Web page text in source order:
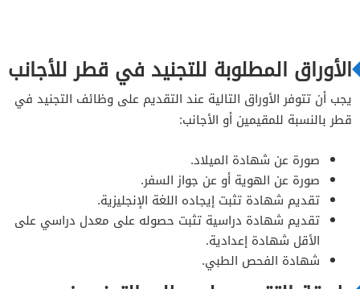
الأوراق المطلوبة للتجنيد في قطر للأجانب
يجب أن تتوفر الأوراق التالية عند التقديم على وظائف التجنيد في
قطر بالنسبة للمقيمين أو الأجانب:
صورة عن شهادة الميلاد.
صورة عن الهوية أو عن جواز السفر.
تقديم شهادة تثبت إيجاده اللغة الإنجليزية.
تقديم شهادة دراسية تثبت حصوله على معدل دراسي على
الأقل شهادة إعدادية.
شهادة الفحص الطبي.